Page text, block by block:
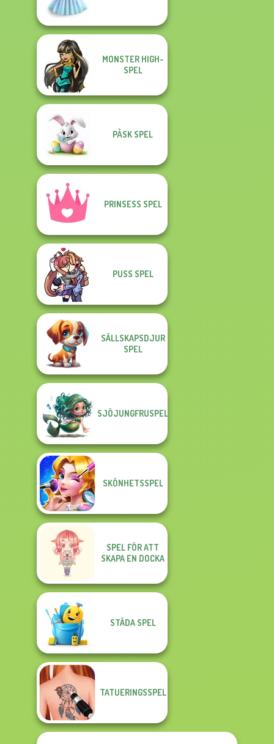
MONSTER HIGH-
SPEL
PÅSK SPEL
PRINSESS SPEL
PUSS SPEL
SÄLLSKAPSDJUR
SPEL
SJÖJUNGFRUSPEL
SKÖNHETSSPEL
SPEL FÖR ATT
SKAPA EN DOCKA
STÄDA SPEL
TATUERINGSSPEL